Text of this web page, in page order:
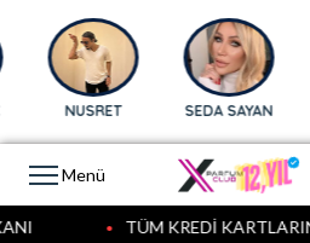
NUSRET SEDA SAYAN
Menü
TÜM KREDİ